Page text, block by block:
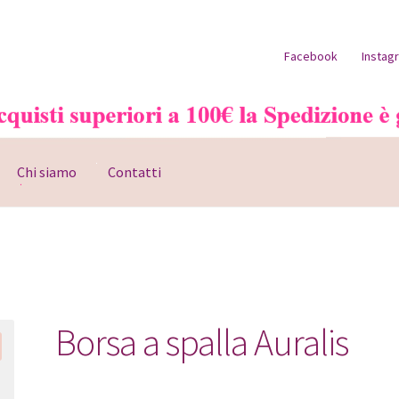
Facebook
Chi siamo Contatti
Borsa a spalla Auralis